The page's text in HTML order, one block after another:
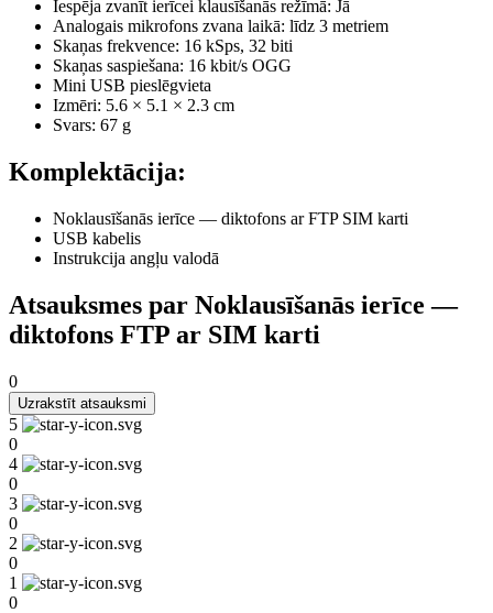
Iespēja zvanīt ierīcei klausīšanās režīmā: Jā
Analogais mikrofons zvana laikā: līdz 3 metriem
Skaņas frekvence: 16 kSps, 32 biti
Skaņas saspiešana: 16 kbit/s OGG
Mini USB pieslēgvieta
Izmēri: 5.6 × 5.1 × 2.3 cm
Svars: 67 g
Komplektācija:
Noklausīšanās ierīce — diktofons ar FTP SIM karti
USB kabelis
Instrukcija angļu valodā
Atsauksmes par Noklausīšanās ierīce —
diktofons FTP ar SIM karti
0
Uzrakstīt atsauksmi
5
0
4
0
3
0
2
0
1
0